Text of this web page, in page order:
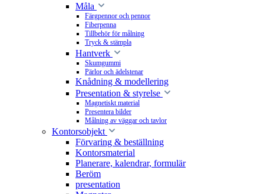
Måla
Färgpennor och pennor
Fiberpenna
Tillbehör för målning
Tryck & stämpla
Hantverk
Skumgummi
Pärlor och ädelstenar
Knådning & modellering
Presentation & styrelse
Magnetiskt material
Presentera bilder
Målning av väggar och tavlor
Kontorsobjekt
Förvaring & beställning
Kontorsmaterial
Planerare, kalendrar, formulär
Beröm
presentation